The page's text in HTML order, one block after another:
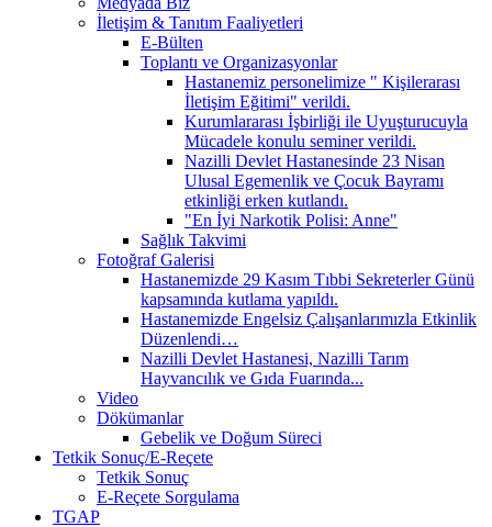
İletişim & Tanıtım Faaliyetleri
E-Bülten
Toplantı ve Organizasyonlar
Hastanemiz personelimize " Kişilerarası
İletişim Eğitimi" verildi.
Kurumlararası İşbirliği ile Uyuşturucuyla
Mücadele konulu seminer verildi.
Nazilli Devlet Hastanesinde 23 Nisan
Ulusal Egemenlik ve Çocuk Bayramı
etkinliği erken kutlandı.
"En İyi Narkotik Polisi: Anne"
Sağlık Takvimi
Fotoğraf Galerisi
Hastanemizde 29 Kasım Tıbbi Sekreterler Günü
kapsamında kutlama yapıldı.
Hastanemizde Engelsiz Çalışanlarımızla Etkinlik
Düzenlendi…
Nazilli Devlet Hastanesi, Nazilli Tarım
Hayvancılık ve Gıda Fuarında...
Video
Dökümanlar
Gebelik ve Doğum Süreci
Tetkik Sonuç/E-Reçete
Tetkik Sonuç
E-Reçete Sorgulama
TGAP